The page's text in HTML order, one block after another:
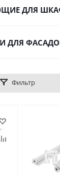
ДЛЯ
ДЛЯ
Фильтр